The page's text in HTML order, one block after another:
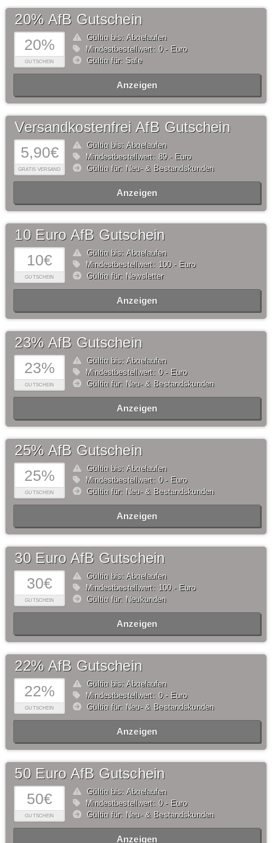
20%
GUTSCHEIN
20% AfB Gutschein
Gültig bis: Abgelaufen
Mindestbestellwert: 0,- Euro
Gültig für: Sale
Anzeigen
5,90€
GRATIS VERSAND
Versandkostenfrei AfB Gutschein
Gültig bis: Abgelaufen
Mindestbestellwert: 89,- Euro
Gültig für: Neu- & Bestandskunden
Anzeigen
10€
GUTSCHEIN
10 Euro AfB Gutschein
Gültig bis: Abgelaufen
Mindestbestellwert: 100,- Euro
Gültig für: Newsletter
Anzeigen
23%
GUTSCHEIN
23% AfB Gutschein
Gültig bis: Abgelaufen
Mindestbestellwert: 0,- Euro
Gültig für: Neu- & Bestandskunden
Anzeigen
25%
GUTSCHEIN
25% AfB Gutschein
Gültig bis: Abgelaufen
Mindestbestellwert: 0,- Euro
Gültig für: Neu- & Bestandskunden
Anzeigen
30€
GUTSCHEIN
30 Euro AfB Gutschein
Gültig bis: Abgelaufen
Mindestbestellwert: 100,- Euro
Gültig für: Neukunden
Anzeigen
22%
GUTSCHEIN
22% AfB Gutschein
Gültig bis: Abgelaufen
Mindestbestellwert: 0,- Euro
Gültig für: Neu- & Bestandskunden
Anzeigen
50€
GUTSCHEIN
50 Euro AfB Gutschein
Gültig bis: Abgelaufen
Mindestbestellwert: 0,- Euro
Gültig für: Neu- & Bestandskunden
Anzeigen